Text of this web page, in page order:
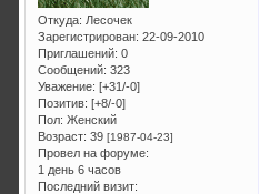
Откуда: Лесочек
Зарегистрирован: 22-09-2010
Приглашений: 0
Сообщений: 323
Уважение: [+31/-0]
Позитив: [+8/-0]
Пол: Женский
Возраст: 39[1987-04-23]
Провел на форуме:
1 день 6 часов
Последний визит: